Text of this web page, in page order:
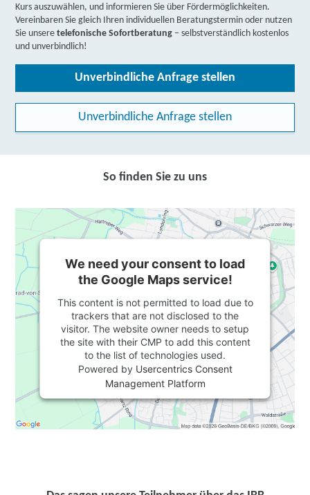
Kurs auszuwählen, und informieren Sie über Fördermöglichkeiten.
Vereinbaren Sie gleich Ihren individuellen Beratungstermin oder nutzen
Sie unseretelefonische Sofortberatung – selbstverständlich kostenlos
und unverbindlich!
Unverbindliche Anfrage stellen
Unverbindliche Anfrage stellen
So finden Sie zu uns
We need your consent to load
the Google Maps service!
This content is not permitted to load due to
trackers that are not disclosed to the
visitor. The website owner needs to setup
the site with their CMP to add this content
to the list of technologies used.
Powered by Usercentrics Consent
Management Platform